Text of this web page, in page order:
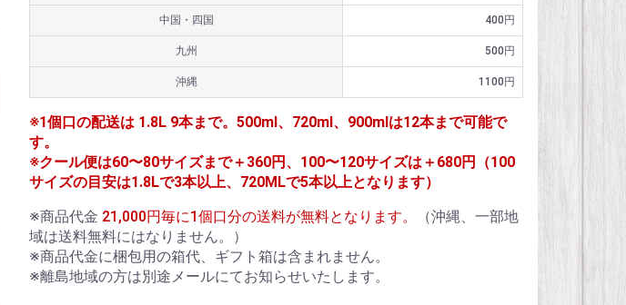
中国・四国 400円
九州 500円
沖縄 1100円
※1個口の配送は 1.8L 9本まで。500ml、720ml、900mlは12本まで可能で
す。
※クール便は60〜80サイズまで＋360円、100〜120サイズは＋680円（100
サイズの目安は1.8Lで3本以上、720MLで5本以上となります）
※商品代金 21,000円毎に1個口分の送料が無料となります。
（沖縄、一部地
域は送料無料にはなりません。）
※商品代金に梱包用の箱代、ギフト箱は含まれません。
※離島地域の方は別途メールにてお知らせいたします。